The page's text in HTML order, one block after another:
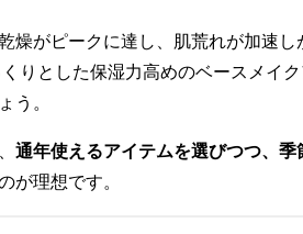
燥がピークに達し、肌荒れが加速し
りとした保湿力高めのベースメイ
う。
通年使えるアイテムを選びつつ、
が理想です。